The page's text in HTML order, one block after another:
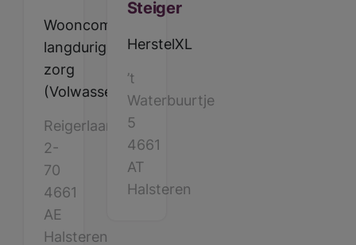
Wooncomplex
langdurige
zorg
(Volwassenen)
Reigerlaan
2-
70
4661
AE
Halsteren
Steiger
HerstelXL
’t
Waterbuurtje
5
4661
AT
Halsteren